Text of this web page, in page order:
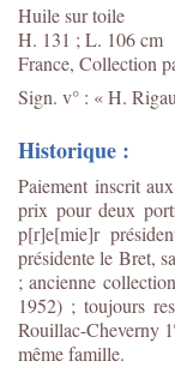
Huile sur toile
H. 131 ; L. 106 cm
France, Collection
Sign. v° : « H.
Historique :
Paiement inscrit
prix pour deux
p[r]e[mie]r
présidente le Bret,
; ancienne
1952) ; toujours
Rouillac-Cheverny 1
même famille.